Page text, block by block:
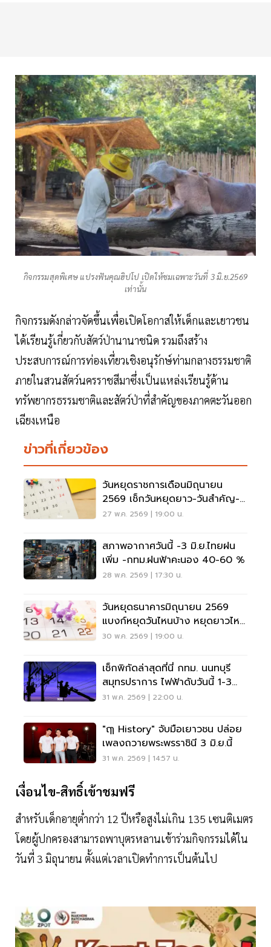
กิจกรรมสุดพิเศษ แปรงฟันคุณฮิปโป เปิดให้ชมเฉพาะวันที่ 3 มิ.ย.2569
เท่านั้น
กิจกรรมดังกล่าวจัดขึ้นเพื่อเปิดโอกาสให้เด็กและเยาวชน
ได้เรียนรู้เกี่ยวกับสัตว์ป่านานาชนิด รวมถึงสร้าง
ประสบการณ์การท่องเที่ยวเชิงอนุรักษ์ท่ามกลางธรรมชาติ
ภายในสวนสัตว์นครราชสีมาซึ่งเป็นแหล่งเรียนรู้ด้าน
ทรัพยากรธรรมชาติและสัตว์ป่าที่สำคัญของภาคตะวันออก
เฉียงเหนือ
ข่าวที่เกี่ยวข้อง
วันหยุดราชการเดือนมิถุนายน
2569 เช็กวันหยุดยาว-วันสำคัญ-
วันพระที่นี่
27 พ.ค. 2569 | 19:00 น.
สภาพอากาศวันนี้ -3 มิ.ย.ไทยฝน
เพิ่ม -กทม.ฝนฟ้าคะนอง 40-60 %
28 พ.ค. 2569 | 17:30 น.
วันหยุดธนาคารมิถุนายน 2569
แบงก์หยุดวันไหนบ้าง หยุดยาวไหม
เช็กที่นี่
30 พ.ค. 2569 | 19:00 น.
เช็กพิกัดล่าสุดที่นี่ กทม. นนทบุรี
สมุทรปราการ ไฟฟ้าดับวันนี้ 1-3
มิ.ย. 69
31 พ.ค. 2569 | 22:00 น.
"ฤๅ History" จับมือเยาวชน ปล่อย
เพลงถวายพระพรราชินี 3 มิ.ย.นี้
31 พ.ค. 2569 | 14:57 น.
เงื่อนไข-สิทธิ์เข้าชมฟรี
สำหรับเด็กอายุต่ำกว่า 12 ปีหรือสูงไม่เกิน 135 เซนติเมตร
โดยผู้ปกครองสามารถพาบุตรหลานเข้าร่วมกิจกรรมได้ใน
วันที่ 3 มิถุนายน ตั้งแต่เวลาเปิดทำการเป็นต้นไป